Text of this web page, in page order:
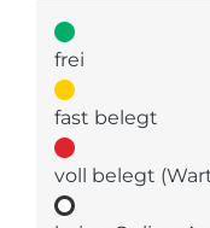
frei
fast belegt
voll belegt